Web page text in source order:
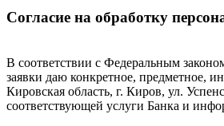
Согласие на обработку
В соответствии с Федеральным
заявки даю конкретное, предметное,
Кировская область, г. Киров, ул.
соответствующей услуги Банка и